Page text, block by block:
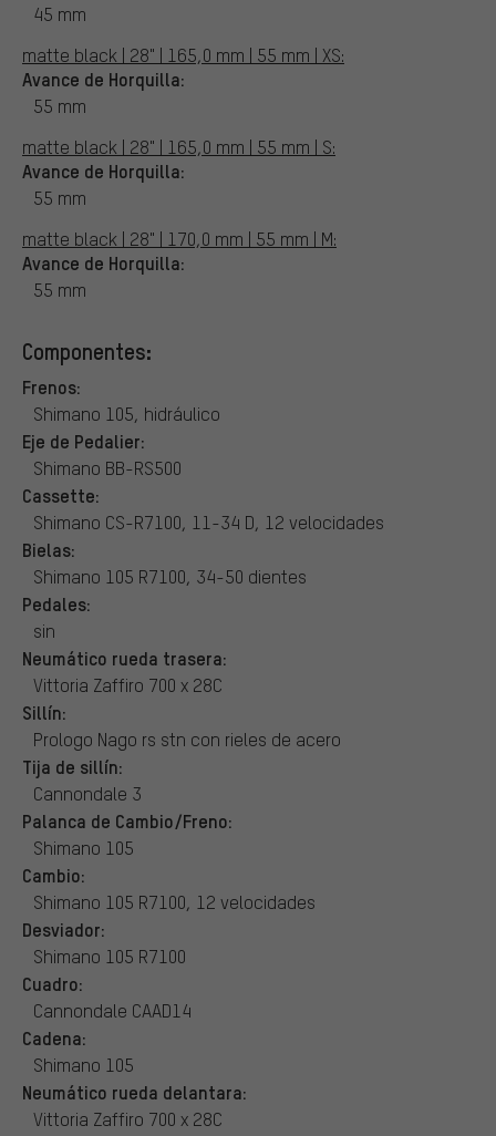
45 mm
matte black | 28" | 165,0 mm | 55 mm | XS:
Avance de Horquilla:
55 mm
matte black | 28" | 165,0 mm | 55 mm | S:
Avance de Horquilla:
55 mm
matte black | 28" | 170,0 mm | 55 mm | M:
Avance de Horquilla:
55 mm
Componentes:
Frenos:
Shimano 105, hidráulico
Eje de Pedalier:
Shimano BB-RS500
Cassette:
Shimano CS-R7100, 11-34 D, 12 velocidades
Bielas:
Shimano 105 R7100, 34-50 dientes
Pedales:
sin
Neumático rueda trasera:
Vittoria Zaffiro 700 x 28C
Sillín:
Prologo Nago rs stn con rieles de acero
Tija de sillín:
Cannondale 3
Palanca de Cambio/Freno:
Shimano 105
Cambio:
Shimano 105 R7100, 12 velocidades
Desviador:
Shimano 105 R7100
Cuadro:
Cannondale CAAD14
Cadena:
Shimano 105
Neumático rueda delantara:
Vittoria Zaffiro 700 x 28C